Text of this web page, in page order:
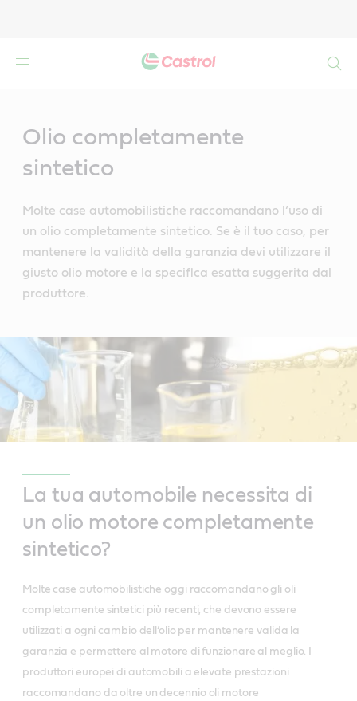
Olio completamente
sintetico
Molte case automobilistiche raccomandano l’uso di
un olio completamente sintetico. Se è il tuo caso, per
mantenere la validità della garanzia devi utilizzare il
giusto olio motore e la specifica esatta suggerita dal
produttore.
La tua automobile necessita di
un olio motore completamente
sintetico?
Molte case automobilistiche oggi raccomandano gli oli
completamente sintetici più recenti, che devono essere
utilizzati a ogni cambio dell’olio per mantenere valida la
garanzia e permettere al motore di funzionare al meglio. I
produttori europei di automobili a elevate prestazioni
raccomandano da oltre un decennio oli motore